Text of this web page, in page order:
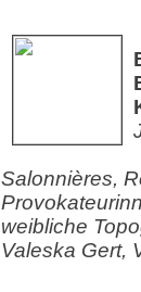
Salonnières,
weibliche
Valeska Gert,